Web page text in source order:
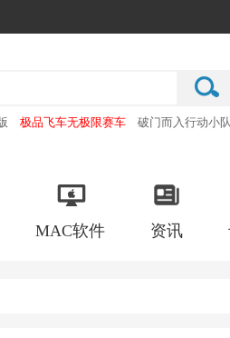
极品飞车无极限赛车
破门而入行动小队
MAC软件 资讯